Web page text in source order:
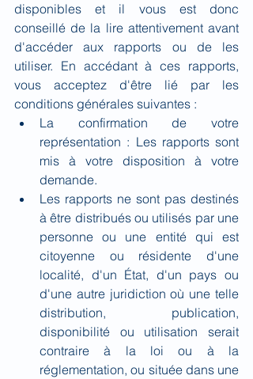
disponibles et il vous est donc
conseillé de la lire attentivement avant
d'accéder aux rapports ou de les
utiliser. En accédant à ces rapports,
vous acceptez d'être lié par les
conditions générales suivantes :
La confirmation de votre
représentation : Les rapports sont
mis à votre disposition à votre
demande.
Les rapports ne sont pas destinés
à être distribués ou utilisés par une
personne ou une entité qui est
citoyenne ou résidente d'une
localité, d'un État, d'un pays ou
d'une autre juridiction où une telle
distribution, publication,
disponibilité ou utilisation serait
contraire à la loi ou à la
réglementation, ou située dans une